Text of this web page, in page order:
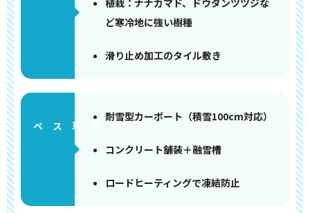
植栽：ナナカマド、ドウダンツツジな
ど寒冷地に強い樹種
滑り止め加工のタイル敷き
耐雪型カーポート（積雪100cm対応）
コンクリート舗装＋融雪槽
ロードヒーティングで凍結防止